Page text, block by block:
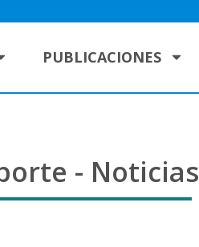
PUBLICACIONES
- Noticias